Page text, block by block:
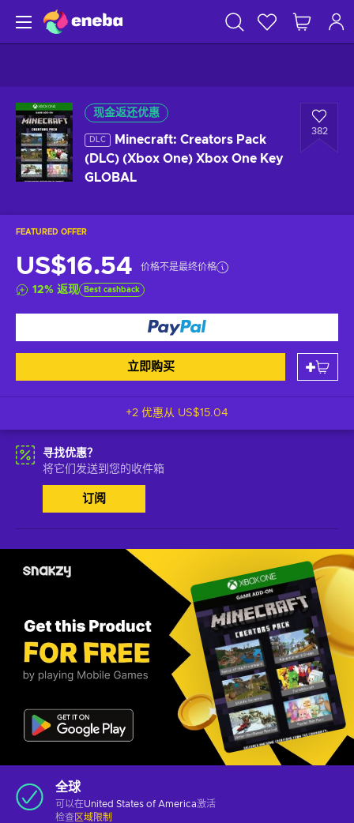
现金返还优惠
DLC
Minecraft: Creators Pack
(DLC) (Xbox One) Xbox One Key
GLOBAL
382
FEATURED OFFER
US$16.54 价格不是最终价格
12% 返现 Best cashback
立即购买
+2 优惠从 US$15.04
寻找优惠？
将它们发送到您的收件箱
订阅
全球
可以在United States of America激活
检查 区域限制